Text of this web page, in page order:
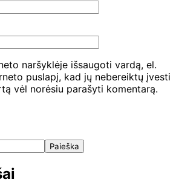
naršyklėje išsaugoti vardą, el.
puslapį, kad jų nebereiktų įvesti
vėl norėsiu parašyti komentarą.
Paieška